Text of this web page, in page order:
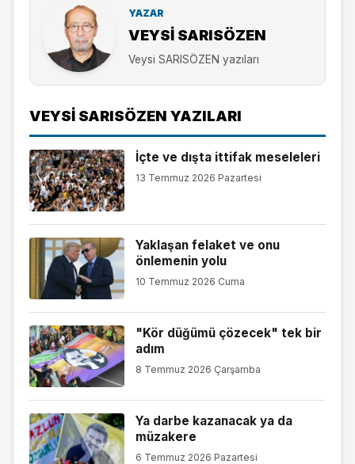
YAZAR
VEYSI SARISÖZEN
Veysi SARISÖZEN yazıları
VEYSI SARISÖZEN YAZILARI
İçte ve dışta ittifak meseleleri
13 Temmuz 2026 Pazartesi
Yaklaşan felaket ve onu
önlemenin yolu
10 Temmuz 2026 Cuma
"Kör düğümü çözecek" tek bir
adım
8 Temmuz 2026 Çarşamba
Ya darbe kazanacak ya da
müzakere
6 Temmuz 2026 Pazartesi